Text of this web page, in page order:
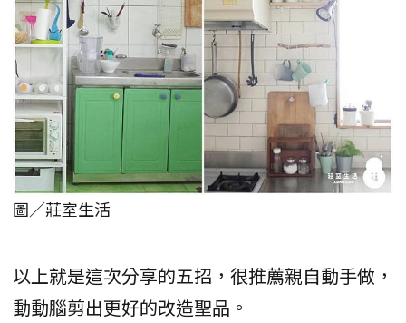
圖／莊室生活
以上就是這次分享的五招，很推薦親自動手做，
動動腦剪出更好的改造聖品。